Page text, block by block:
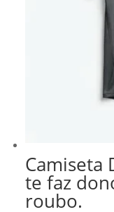
Camiseta
te faz
roubo.